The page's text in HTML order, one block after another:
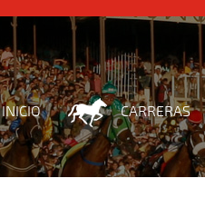
INICIO CARRERAS